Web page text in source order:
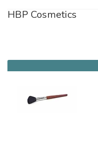
HBP Cosmetics